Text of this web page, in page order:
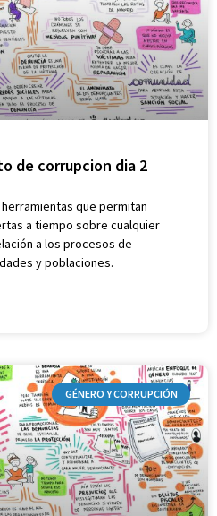
de corrupcion dia 2
que permitan
a tiempo sobre cualquier
a los procesos de
y poblaciones.
GÉNERO Y CORRUPCIÓN